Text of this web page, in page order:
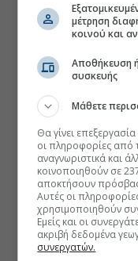
μέτρηση
κοινού και
Αποθήκευση
συσκευής
Μάθετε
Θα γίνει
οι πληροφορίες από
αναγνωριστικά και
κοινοποιηθούν σε
αποκτήσουν
Αυτές οι
χρησιμοποιηθούν
Εμείς και οι
ακριβή δεδομένα
συνεργατών.